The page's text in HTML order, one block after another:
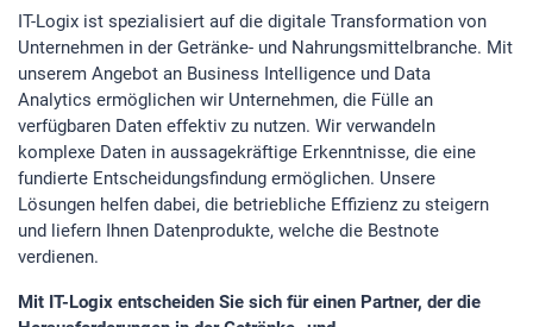
IT-Logix ist spezialisiert auf die digitale Transformation von
Unternehmen in der Getränke- und Nahrungsmittelbranche. Mit
unserem Angebot an Business Intelligence und Data
Analytics ermöglichen wir Unternehmen, die Fülle an
verfügbaren Daten effektiv zu nutzen. Wir verwandeln
komplexe Daten in aussagekräftige Erkenntnisse, die eine
fundierte Entscheidungsfindung ermöglichen. Unsere
Lösungen helfen dabei, die betriebliche Effizienz zu steigern
und liefern Ihnen Datenprodukte, welche die Bestnote
verdienen.
Mit IT-Logix entscheiden Sie sich für einen Partner, der die